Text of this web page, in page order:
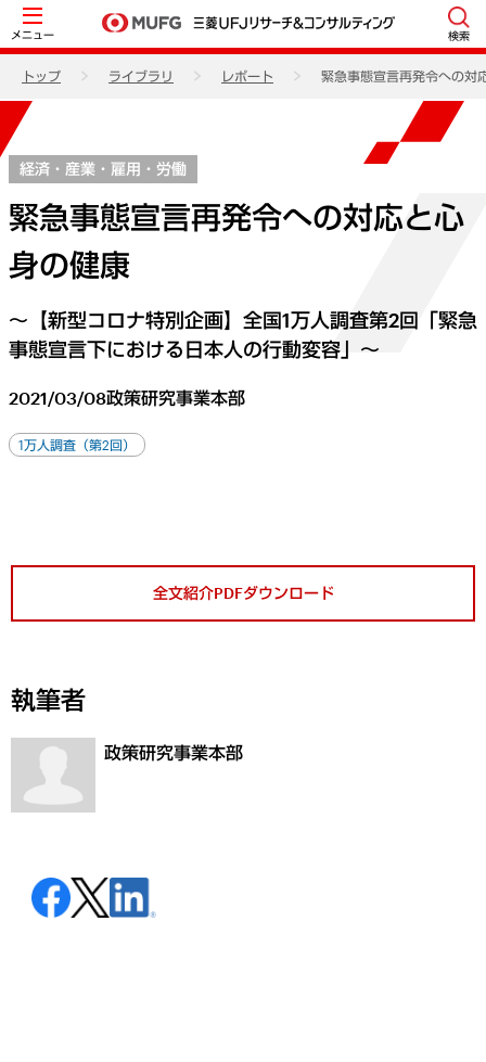
メニュー 検索
トップ ライブラリ レポート 緊急事態宣言再発令への対
経済・産業・雇用・労働
緊急事態宣言再発令への対応と心
身の健康
～【新型コロナ特別企画】全国1万人調査第2回「緊急
事態宣言下における日本人の行動変容」～
2021/03/08政策研究事業本部
1万人調査（第2回）
全文紹介PDFダウンロード
執筆者
政策研究事業本部